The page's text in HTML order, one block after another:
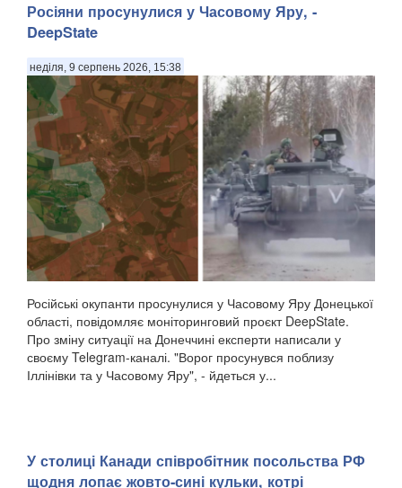
Росіяни просунулися у Часовому Яру, -
DeepState
неділя, 9 серпень 2026, 15:38
Російські окупанти просунулися у Часовому Яру Донецької
області, повідомляє моніторинговий проєкт DeepState.
Про зміну ситуації на Донеччині експерти написали у
своєму Telegram-каналі. "Ворог просунувся поблизу
Іллінівки та у Часовому Яру", - йдеться у...
У столиці Канади співробітник посольства РФ
щодня лопає жовто-сині кульки, котрі